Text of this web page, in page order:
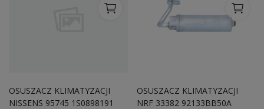
OSUSZACZ KLIMATYZACJI
NISSENS 95745 1S0898191
OSUSZACZ KLIMATYZACJI
NRF 33382 92133BB50A